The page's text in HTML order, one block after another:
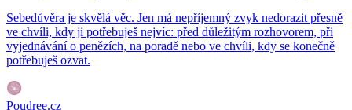
Sebedůvěra je skvělá věc. Jen má nepříjemný zvyk nedorazit přesně
ve chvíli, kdy ji potřebuješ nejvíc: před důležitým rozhovorem, při
vyjednávání o penězích, na poradě nebo ve chvíli, kdy se konečně
potřebuješ ozvat.
Poudree.cz